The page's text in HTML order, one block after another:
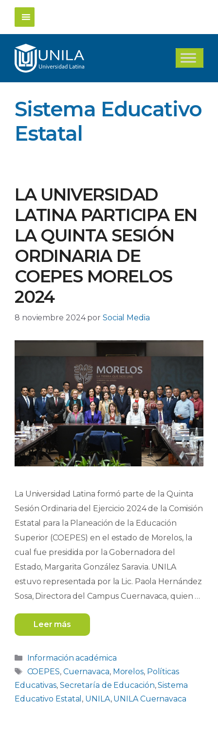
Saltar
contenido
Sistema Educativo
Estatal
LA UNIVERSIDAD
LATINA PARTICIPA EN
LA QUINTA SESIÓN
ORDINARIA DE
COEPES MORELOS
2024
8 noviembre 2024 por Social Media
La Universidad Latina formó parte de la Quinta
Sesión Ordinaria del Ejercicio 2024 de la Comisión
Estatal para la Planeación de la Educación
Superior (COEPES) en el estado de Morelos, la
cual fue presidida por la Gobernadora del
Estado, Margarita González Saravia. UNILA
estuvo representada por la Lic. Paola Hernández
Sosa, Directora del Campus Cuernavaca, quien …
Leer más
Categorías
Información académica
Etiquetas
COEPES, Cuernavaca, Morelos, Políticas
Educativas, Secretaría de Educación,Sistema
Educativo Estatal , UNILA, UNILA Cuernavaca